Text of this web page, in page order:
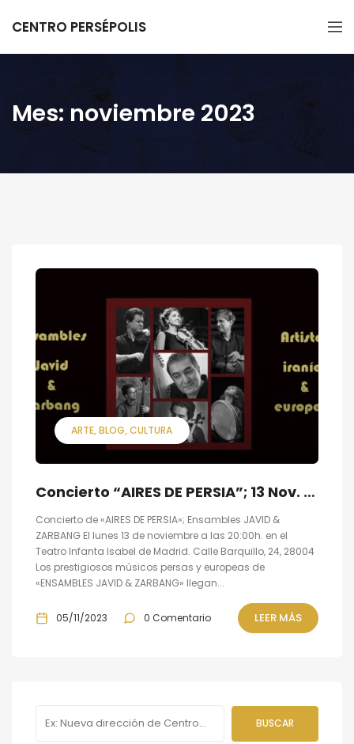
CENTRO PERSÉPOLIS
Mes: noviembre 2023
ARTE BLOG CULTURA
Concierto “AIRES DE PERSIA”; 13 Nov. en Teatro Infanta Isabel Madrid
Concierto de «AIRES DE PERSIA»; Ensambles JAVID &
ZARBANG El lunes 13 de noviembre a las 20:00h. en el
Teatro Infanta Isabel de Madrid. Calle Barquillo, 24, 28004
Los prestigiosos músicos persas y europeas de
«ENSAMBLES JAVID & ZARBANG» llegan...
05/11/2023 0 Comentario LEER MÁS